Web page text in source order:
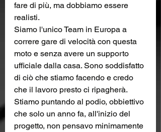
fare di più, ma dobbiamo essere
realisti.
Siamo l'unico Team in Europa a
correre gare di velocità con questa
moto e senza avere un supporto
ufficiale dalla casa. Sono soddisfatto
di ciò che stiamo facendo e credo
che il lavoro presto ci ripagherà.
Stiamo puntando al podio, obbiettivo
che solo un anno fa, all'inizio del
progetto, non pensavo minimamente